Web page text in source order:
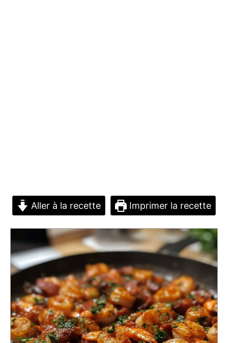
Aller à la recette Imprimer la recette